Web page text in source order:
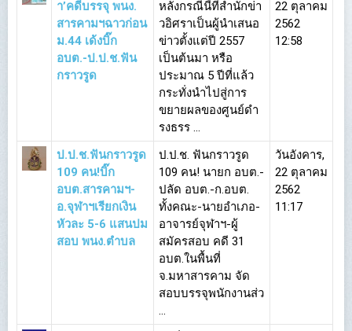
า’คดีบรรจุ พนง.
สารคามฯฉาวก่อน
ม.44 เด้งบิ๊ก
อบต.-ป.ป.ช.ฟัน
กราวรูด
หลังกรณีนี้ที่สำนักข่า
วอิศราเป็นผู้นำเสนอ
ข่าวตั้งแต่ปี 2557
เป็นต้นมา หรือ
ประมาณ 5 ปีที่แล้ว
กระทั่งนำไปสู่การ
ขยายผลของศูนย์ดำ
รงธรร ...
22 ตุลาคม
2562
12:58
ป.ป.ช.ฟันกราวรูด
109 คน!บิ๊ก
อบต.สารคามฯ-
อ.จุฬาฯเรียกเงิน
หัวละ 5-6 แสนปม
สอบ พนง.ตำบล
ป.ป.ช. ฟันกราวรูด
109 คน! นายก อบต.-
ปลัด อบต.-ก.อบต.
ทั้งคณะ-นายอำเภอ-
อาจารย์จุฬาฯ-ผู้
สมัครสอบ คดี 31
อบต.ในพื้นที่
จ.มหาสารคาม จัด
สอบบรรจุพนักงานส่ว
...
วันอังคาร,
22 ตุลาคม
2562
11:17